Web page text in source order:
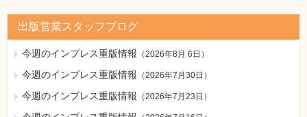
・デザインパターン
・コネクションプーリング
・単体テストとJUnit
・JavaEEアプリケーションサーバ
補足）Tomcat8.0では、「ISO-8859-1(latin1)」ではなく
[正]
155ページ ページ中程構文囲み「リクエスト先の指定に「?
名前 =値」を付ける」の2行目
出版営業スタッフブログ
今週のインプレス重版情報 （2026年8月 6日 ）
今週のインプレス重版情報 （2026年7月30日 ）
今週のインプレス重版情報 （2026年7月23日 ）